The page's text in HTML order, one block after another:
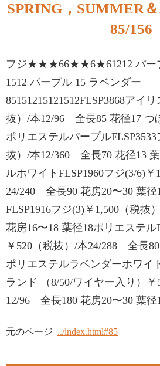
SPRING，SUMMER
85/156
フジ★★★66★★6★61212 パー
1512 パープル 15 ラベンダー
85151215121512FLSP3868アイ
抜）/本12/96 全長85 花径17 つ
ポリエステルパープル
抜）/本12/360 全長70 花径13
ルホワイトFLSP1960フジ(3/6)￥
24/240 全長90 花房20〜30 葉径
FLSP1916フジ(3)￥1,500（税抜
花房16〜18 葉径18ポリエステル
￥520（税抜）/本24/288 全長
ポリエステルラベンダーホワイ
ランド （8/50/ワイヤー入り）￥
12/96 全長180 花房20〜30 葉径
元のページ ../index.html#85